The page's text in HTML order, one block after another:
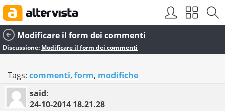
Modificare il form dei commenti
Discussione: Modificare il form dei commenti
Tags: commenti, form, modifiche
said:
24-10-2014 18.21.28